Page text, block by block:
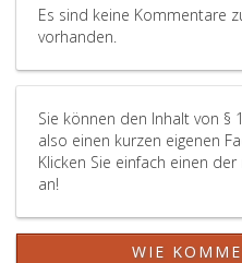
Es sind keine Kommentare
vorhanden.
Sie können den Inhalt von §
also einen kurzen eigenen
Klicken Sie einfach einen
an!
WIE